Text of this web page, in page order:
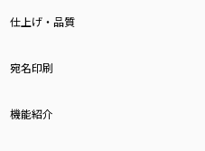
仕上げ・品質
宛名印刷
機能紹介